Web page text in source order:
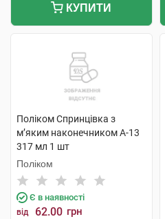
КУПИТИ
Поліком Спринцівка з
м’яким наконечником А-13
317 мл 1 шт
Поліком
Є в наявності
від 62.00 грн